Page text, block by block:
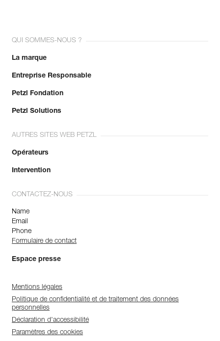
QUI SOMMES-NOUS ?
La marque
Entreprise Responsable
Petzl Fondation
Petzl Solutions
AUTRES SITES WEB PETZL
Opérateurs
Intervention
CONTACTEZ-NOUS
Name
Email
Phone
Formulaire de contact
Espace presse
Mentions légales
Politique de confidentialité et de traitement des données
personnelles
Déclaration d'accessibilité
Paramètres des cookies